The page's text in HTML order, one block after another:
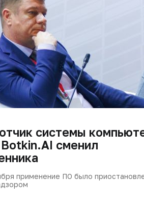
системы
сменил
применение ПО было